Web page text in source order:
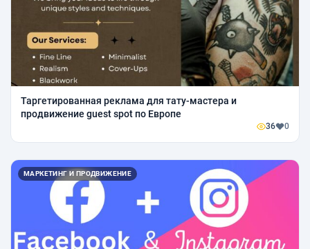
Таргетированная реклама для тату-мастера и
продвижение guest spot по Европе
36 0
МАРКЕТИНГ И ПРОДВИЖЕНИЕ